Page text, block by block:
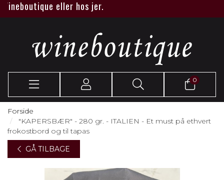
eller hos jer.
0
Forside
"KAPERSBÆR" - 280 gr. - ITALIEN - Et must på ethvert
frokostbord og til tapas
GÅ TILBAGE